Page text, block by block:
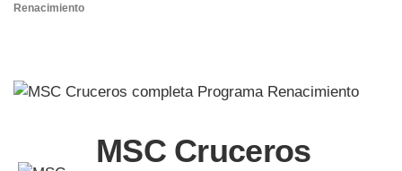
Renacimiento
MSC Cruceros